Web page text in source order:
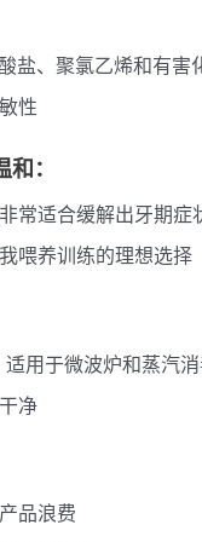
盐、聚氯乙烯和有害
性
：
常适合缓解出牙期症
喂养训练的理想选择
用于微波炉和蒸汽
净
品浪费